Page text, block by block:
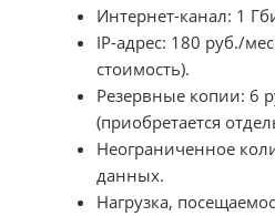
Интернет-канал: 1
IP-адрес: 180 руб./
стоимость).
Резервные копии: 6
(приобретается
Неограниченное
данных.
Нагрузка,